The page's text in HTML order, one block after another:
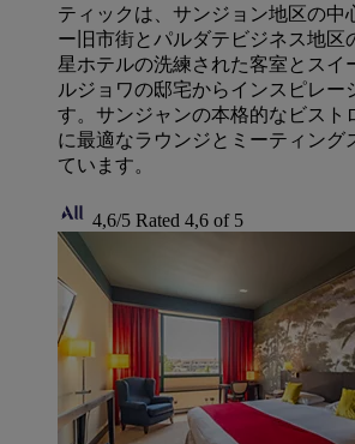
ティックは、サンジョン地区の中
ー旧市街とパルダテビジネス地区
星ホテルの洗練された客室とスイ
ルジョワの邸宅からインスピレー
す。サンジャンの本格的なビスト
に最適なラウンジとミーティング
ています。
4,6/5 Rated 4,6 of 5